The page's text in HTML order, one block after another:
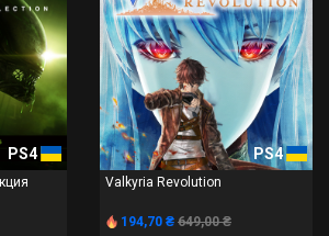
PS4 PS4
Valkyria Revolution
194,70 ₴ 649,00 ₴